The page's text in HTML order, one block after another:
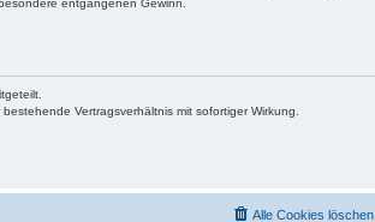
Vertragsverhältnis mit sofortiger Wirkung.
Alle Cookies löschen